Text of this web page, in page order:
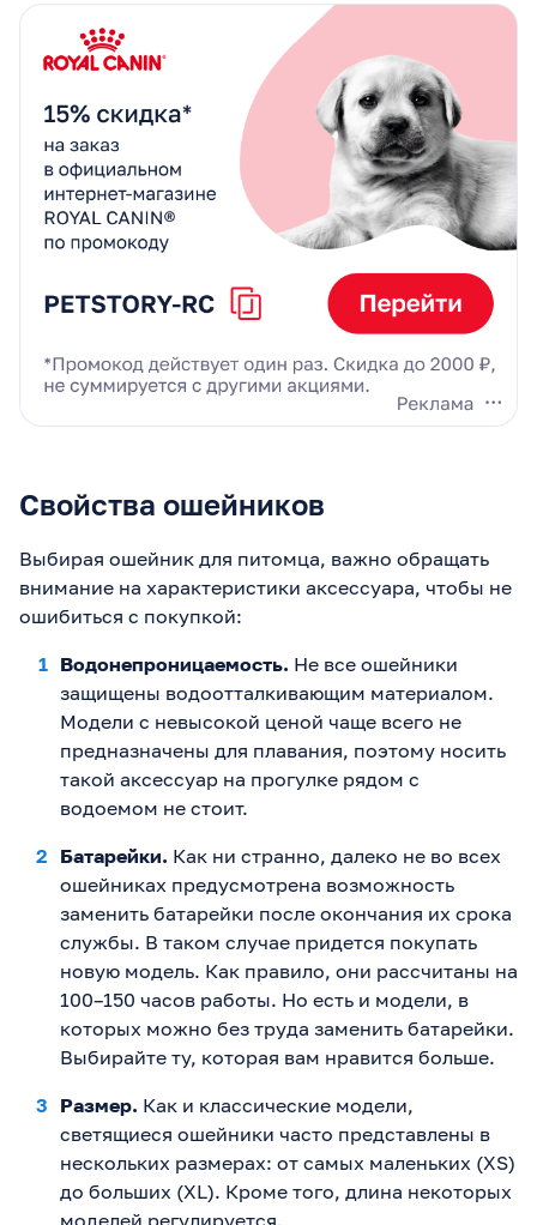
Свойства ошейников
Выбирая ошейник для питомца, важно обращать
внимание на характеристики аксессуара, чтобы не
ошибиться с покупкой:
Водонепроницаемость. Не все ошейники
защищены водоотталкивающим материалом.
Модели с невысокой ценой чаще всего не
предназначены для плавания, поэтому носить
такой аксессуар на прогулке рядом с
водоемом не стоит.
Батарейки. Как ни странно, далеко не во всех
ошейниках предусмотрена возможность
заменить батарейки после окончания их срока
службы. В таком случае придется покупать
новую модель. Как правило, они рассчитаны на
100–150 часов работы. Но есть и модели, в
которых можно без труда заменить батарейки.
Выбирайте ту, которая вам нравится больше.
Размер. Как и классические модели,
светящиеся ошейники часто представлены в
нескольких размерах: от самых маленьких (XS)
до больших (XL). Кроме того, длина некоторых
моделей регулируется.